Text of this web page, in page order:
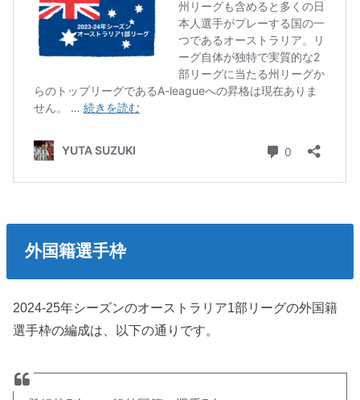
外国籍選手枠
2024-25年シーズンのオーストラリア1部リーグの外国籍
選手枠の編成は、以下の通りです。